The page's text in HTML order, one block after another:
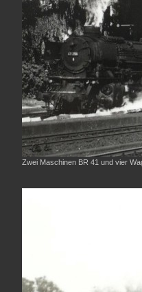
Zwei Maschinen BR 41 und vier